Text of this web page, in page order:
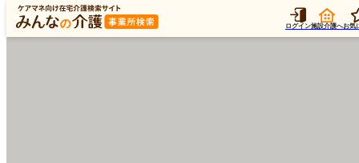
ログイン施設介護へお気